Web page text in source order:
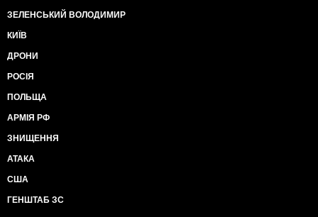
ЗЕЛЕНСЬКИЙ ВОЛОДИМИР
КИЇВ
ДРОНИ
РОСІЯ
ПОЛЬЩА
АРМІЯ РФ
ЗНИЩЕННЯ
АТАКА
США
ГЕНШТАБ ЗС